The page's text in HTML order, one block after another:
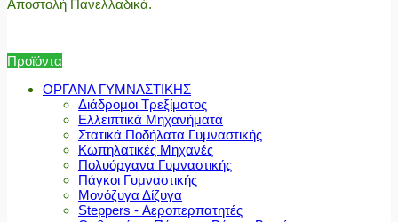
Αποστολή Πανελλαδικά.
Προϊόντα
ΟΡΓΑΝΑ ΓΥΜΝΑΣΤΙΚΗΣ
Διάδρομοι Τρεξίματος
Ελλειπτικά Μηχανήματα
Στατικά Ποδήλατα Γυμναστικής
Κωπηλατικές Μηχανές
Πολυόργανα Γυμναστικής
Πάγκοι Γυμναστικής
Μονόζυγα Δίζυγα
Steppers - Αεροπερπατητές